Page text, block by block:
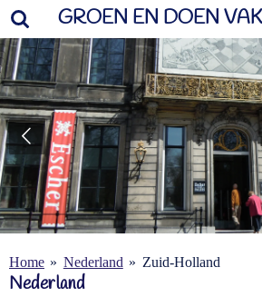
Ga
direct
naar
de
hoofdinhoud
GROEN EN DOEN
Home » Nederland » Zuid-Holland
Nederland